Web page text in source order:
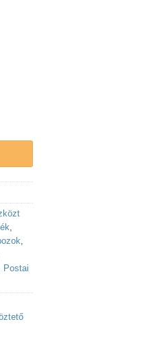
mm | 5 db mennyiség
,
,
Postai